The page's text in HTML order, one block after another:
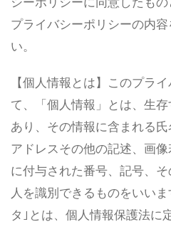
プライバシーポリシーの内
い。
【個人情報とは】このプラ
て、「個人情報」とは、生
あり、その情報に含まれる
アドレスその他の記述、画
に付与された番号、記号、
人を識別できるものをいい
タ｣とは、個人情報保護法に